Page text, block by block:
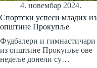
4. новембар 2024.
Спортски успеси младих из
општине Прокупље
Фудбалери и гимнастичари
из општине Прокупље ове
недеље донели су…